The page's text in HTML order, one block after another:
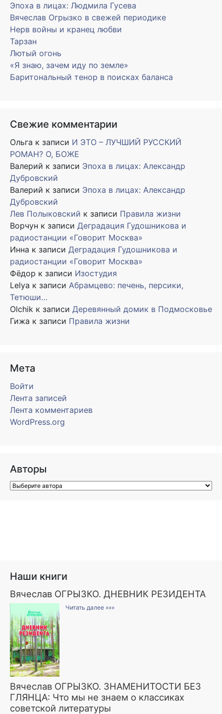
Эпоха в лицах: Людмила Гусева
Вячеслав Огрызко в свежей периодике
Нерв войны и кранец любви
Тарзан
Лютый огонь
«Я знаю, зачем иду по земле»
Баритональный тенор в поисках баланса
Свежие комментарии
Ольга к записи И ЭТО – ЛУЧШИЙ РУССКИЙ
РОМАН? О, БОЖЕ
Валерий к записи Эпоха в лицах: Александр
Дубровский
Валерий к записи Эпоха в лицах: Александр
Дубровский
Лев Полыковский к записи Правила жизни
Ворчун к записи Деградация Гудошникова и
радиостанции «Говорит Москва»
Инна к записи Деградация Гудошникова и
радиостанции «Говорит Москва»
Фёдор к записи Изостудия
Lelya к записи Абрамцево: печень, персики,
Тетюши…
Olchik к записи Деревянный домик в Подмосковье
Гижа к записи Правила жизни
Мета
Войти
Лента записей
Лента комментариев
WordPress.org
Авторы
Наши книги
Вячеслав ОГРЫЗКО. ДНЕВНИК РЕЗИДЕНТА
Читать далее »»»
Вячеслав ОГРЫЗКО. ЗНАМЕНИТОСТИ БЕЗ
ГЛЯНЦА: Что мы не знаем о классиках
советской литературы